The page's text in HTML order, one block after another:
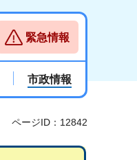
緊急情報
市政情報
ページID：12842